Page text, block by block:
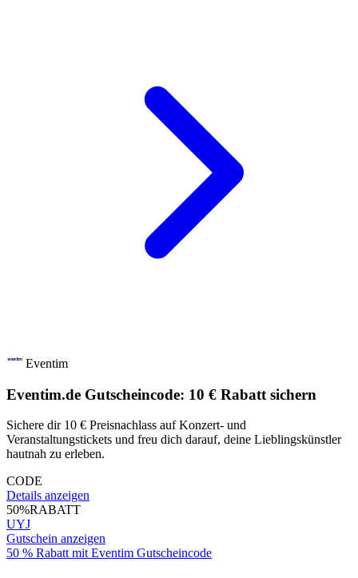
Eventim
Eventim.de Gutscheincode: 10 € Rabatt sichern
Sichere dir 10 € Preisnachlass auf Konzert- und
Veranstaltungstickets und freu dich darauf, deine Lieblingskünstler
hautnah zu erleben.
CODE
Details anzeigen
50%RABATT
UYJ
Gutschein anzeigen
50 % Rabatt mit Eventim Gutscheincode